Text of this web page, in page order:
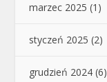
marzec 2025 (1)
styczeń 2025 (2)
grudzień 2024 (6)